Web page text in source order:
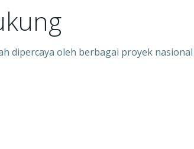
dipercaya oleh berbagai proyek